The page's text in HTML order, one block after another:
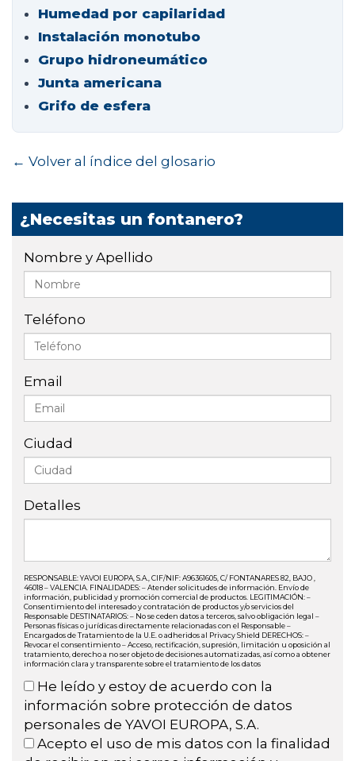
Humedad por capilaridad
Instalación monotubo
Grupo hidroneumático
Junta americana
Grifo de esfera
← Volver al índice del glosario
¿Necesitas un fontanero?
Nombre y Apellido
Teléfono
Email
Ciudad
Detalles
RESPONSABLE: YAVOI EUROPA, S.A., CIF/NIF: A96361605, C/ FONTANARES 82, BAJO ,
46018 – VALENCIA. FINALIDADES: – Atender solicitudes de información. Envío de
información, publicidad y promoción comercial de productos. LEGITIMACIÓN: –
Consentimiento del interesado y contratación de productos y/o servicios del
Responsable DESTINATARIOS: – No se ceden datos a terceros, salvo obligación legal –
Personas físicas o jurídicas directamente relacionadas con el Responsable –
Encargados de Tratamiento de la U.E. o adheridos al Privacy Shield DERECHOS: –
Revocar el consentimiento – Acceso, rectificación, supresión, limitación u oposición al
tratamiento, derecho a no ser objeto de decisiones automatizadas, así como a obtener
información clara y transparente sobre el tratamiento de los datos
He leído y estoy de acuerdo con la
información sobre protección de datos
personales de YAVOI EUROPA, S.A.
Acepto el uso de mis datos con la finalidad